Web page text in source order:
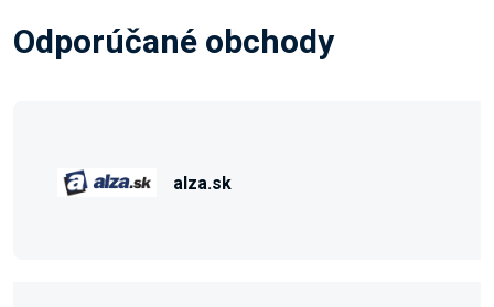
Odporúčané obchody
alza.sk